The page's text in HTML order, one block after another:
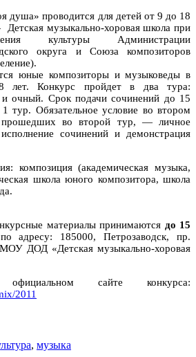
проводится для детей от 9 до 18
музыкально-хоровая школа при
культуры Администрации
округа и Союза композиторов
юные композиторы и музыковеды в
лет. Конкурс пройдет в два тура:
очный. Срок подачи сочинений до 15
тур. Обязательное условие во втором
прошедших во второй тур, — личное
сочинений и демонстрация
композиция (академическая музыка,
школа юного композитора, школа
материалы принимаются до 15
адресу: 185000, Петрозаводск, пр.
ДОД «Детская музыкально-хоровая
сайте конкурса:
2011
, музыка